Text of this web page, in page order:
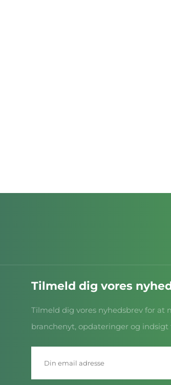
Tilmeld dig vores
Tilmeld dig vores nyhedsbrev for at
branchenyt, opdateringer og indsigt